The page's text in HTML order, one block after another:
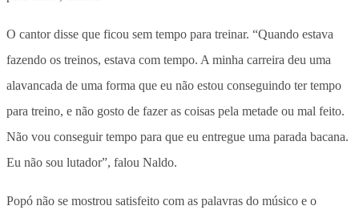
O cantor disse que ficou sem tempo para treinar. “Quando estava
fazendo os treinos, estava com tempo. A minha carreira deu uma
alavancada de uma forma que eu não estou conseguindo ter tempo
para treino, e não gosto de fazer as coisas pela metade ou mal feito.
Não vou conseguir tempo para que eu entregue uma parada bacana.
Eu não sou lutador”, falou Naldo.
Popó não se mostrou satisfeito com as palavras do músico e o